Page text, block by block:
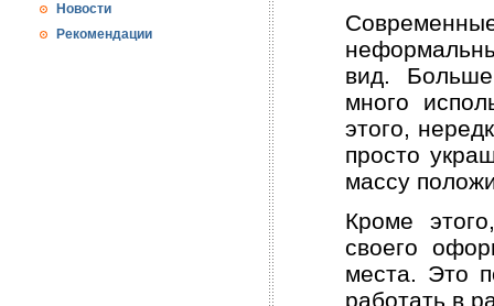
Новости
Рекомендации
вид.
много
этого,
просто
массу
Кроме
своего
места. Это
работать в